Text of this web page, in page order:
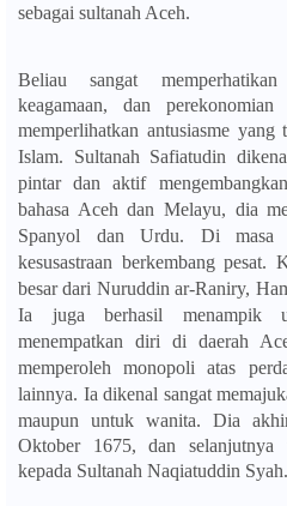
sebagai sultanah Aceh.
Beliau sangat
keagamaan, dan
memperlihatkan antusiasme yang
Islam. Sultanah Safiatudin
pintar dan aktif
bahasa Aceh dan Melayu, dia
Spanyol dan Urdu. Di masa
kesusastraan berkembang
besar dari Nuruddin ar-Raniry,
Ia juga berhasil menampik
menempatkan diri di daerah
memperoleh monopoli atas
lainnya. Ia dikenal sangat
maupun untuk wanita. Dia
Oktober 1675, dan selanjutnya
kepada Sultanah Naqiatuddin Syah.